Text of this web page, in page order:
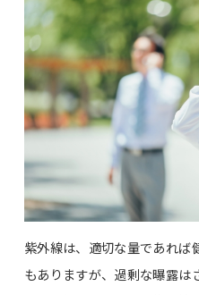
紫外線は、適切な量であれば
もありますが、過剰な曝露は